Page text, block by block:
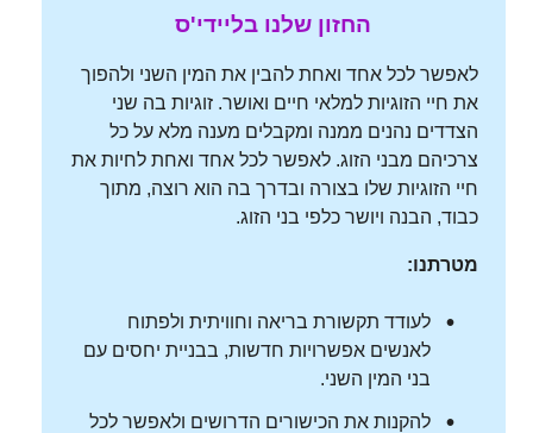
החזון שלנו בליידי'ס
לאפשר לכל אחד ואחת להבין את המין השני ולהפוך
את חיי הזוגיות למלאי חיים ואושר. זוגיות בה שני
הצדדים נהנים ממנה ומקבלים מענה מלא על כל
צרכיהם מבני הזוג. לאפשר לכל אחד ואחת לחיות את
חיי הזוגיות שלו בצורה ובדרך בה הוא רוצה, מתוך
כבוד, הבנה ויושר כלפי בני הזוג.
מטרתנו:
לעודד תקשורת בריאה וחוויתית ולפתוח
לאנשים אפשרויות חדשות, בבניית יחסים עם
בני המין השני.
להקנות את הכישורים הדרושים ולאפשר לכל